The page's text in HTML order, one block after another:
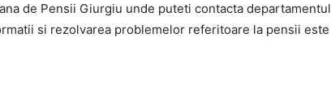
de Pensii Giurgiu unde puteti contacta departamentul
si rezolvarea problemelor referitoare la pensii este